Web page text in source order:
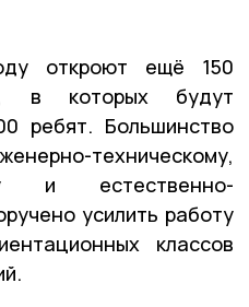
откроют ещё 150
в которых будут
ребят. Большинство
техническому,
и естественно-
усилить работу
классов